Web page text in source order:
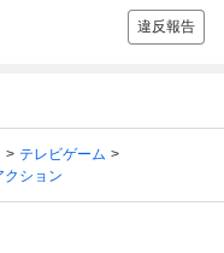
違反報告
テレビゲーム
クション